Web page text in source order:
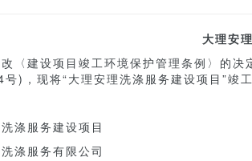
大理安
〈建设项目竣工环境保护管理条例〉的
)，现将“大理安理洗涤服务建设项目”竣
涤服务建设项目
涤服务有限公司